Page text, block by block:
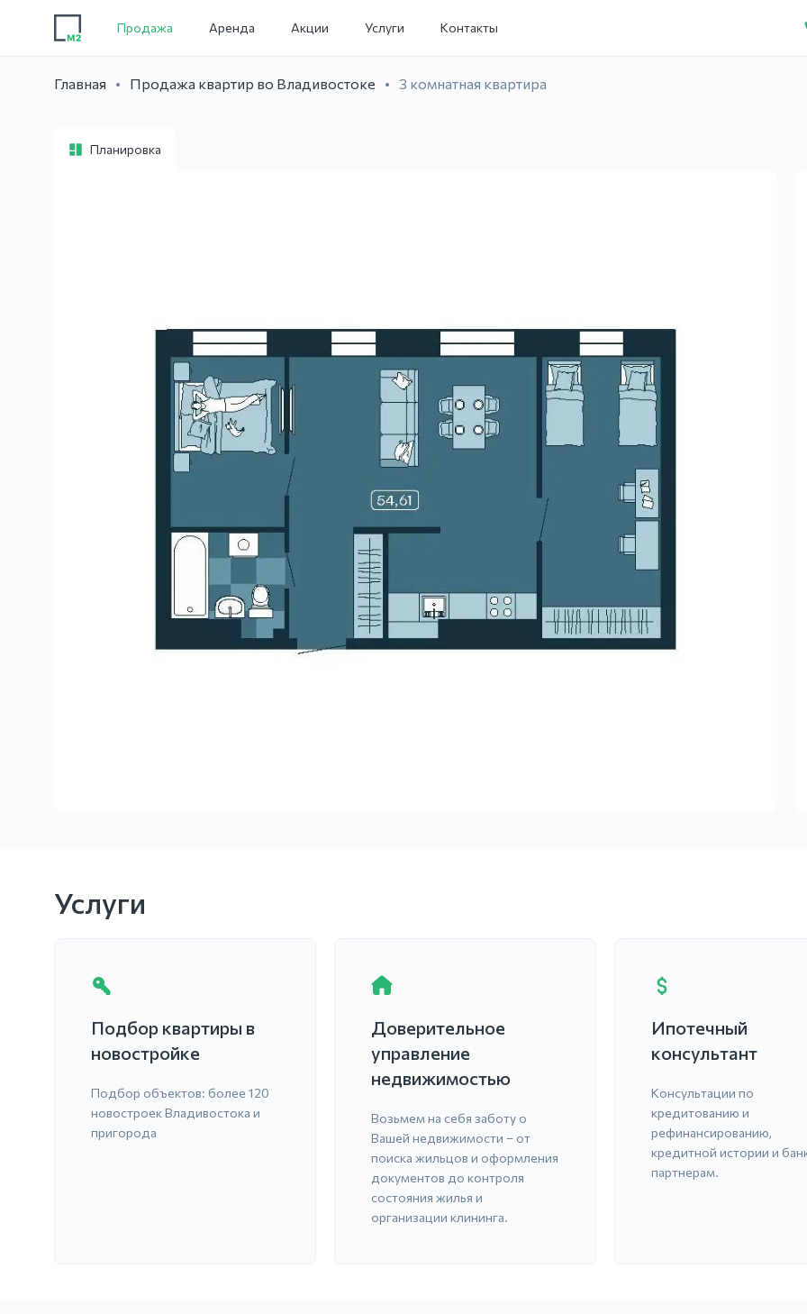
Продажа Аренда Акции Услуги Контакты
Главная Продажа квартир во Владивостоке 3 комнатная квартира
Планировка
Услуги
Подбор квартиры в
новостройке
Подбор объектов: более 120
новостроек Владивостока и
пригорода
Доверительное
управление
недвижимостью
Возьмем на себя заботу о
Вашей недвижимости – от
поиска жильцов и оформления
документов до контроля
состояния жилья и
организации клининга.
Ипотечный
консультант
Консультации по
кредитованию и
рефинансированию,
кредитной истории и
партнерам.